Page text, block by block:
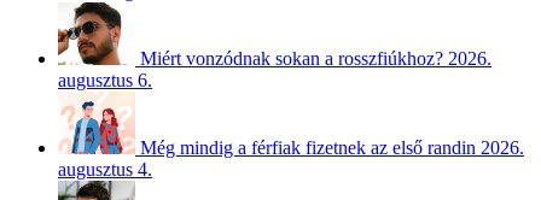
Miért vonzódnak sokan a rosszfiúkhoz? 2026.
augusztus 6.
Még mindig a férfiak fizetnek az első randin 2026.
augusztus 4.